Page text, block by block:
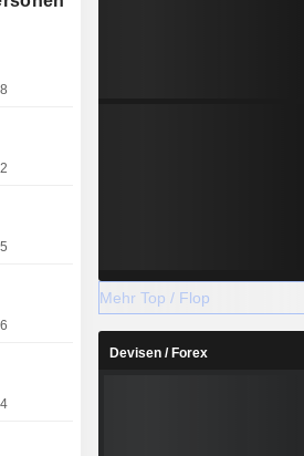
Staaten
Mehr Top / Flop
Devisen / Forex